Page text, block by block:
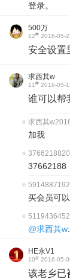
登录。
500万
12# 2016-05-
安全设置
求西其w
11# 2016-05-
谁可以帮
求西其w
加我
37662188
37662188
591488719
买会员可
511943645
@求西其w
HE永V1
10# 2016-05-
该老乡已